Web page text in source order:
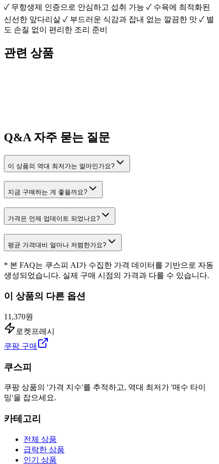
✓ 무항생제 인증으로 안심하고 섭취 가능 ✓ 수육에 최적화된
신선한 앞다리살 ✓ 부드러운 식감과 잡내 없는 깔끔한 맛 ✓ 별
도 손질 없이 편리한 조리 준비
관련 상품
Q&A 자주 묻는 질문
이 상품의 역대 최저가는 얼마인가요?
지금 구매하는 게 좋을까요?
가격은 언제 업데이트 되었나요?
평균 가격대비 얼마나 저렴한가요?
* 본 FAQ는 쿠스피 AI가 수집한 가격 데이터를 기반으로 자동
생성되었습니다. 실제 구매 시점의 가격과 다를 수 있습니다.
이 상품의 다른 옵션
11,370원
로켓프레시
쿠팡 구매
쿠스피
쿠팡 상품의 '가격 지수'를 추적하고, 역대 최저가 '매수 타이
밍'을 잡으세요.
카테고리
전체 상품
급락한 상품
인기 상품